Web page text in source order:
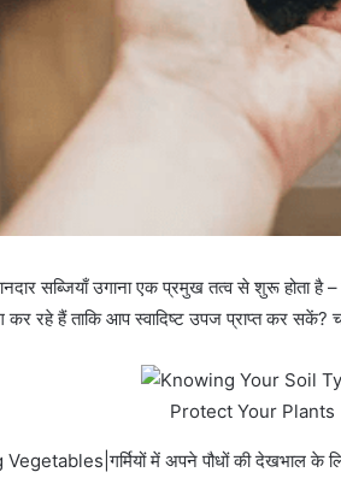
सब्जियाँ उगाना एक प्रमुख तत्व से शुरू होता है –
कर रहे हैं ताकि आप स्वादिष्ट उपज प्राप्त कर
Protect Your Plants
में अपने पौधों की देखभाल के